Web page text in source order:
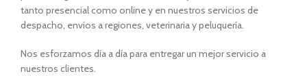
tanto presencial como online y en nuestros servicios de
despacho, envíos a regiones, veterinaria y peluquería.
Nos esforzamos día a día para entregar un mejor servicio a
nuestros clientes.